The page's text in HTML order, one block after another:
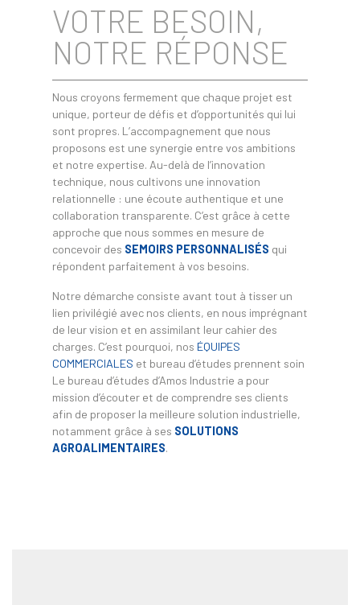
VOTRE BESOIN,
NOTRE RÉPONSE
Nous croyons fermement que chaque projet est
unique, porteur de défis et d’opportunités qui lui
sont propres. L’accompagnement que nous
proposons est une synergie entre vos ambitions
et notre expertise. Au-delà de l’innovation
technique, nous cultivons une innovation
relationnelle : une écoute authentique et une
collaboration transparente. C’est grâce à cette
approche que nous sommes en mesure de
concevoir des SEMOIRS PERSONNALISÉS qui
répondent parfaitement à vos besoins.
Notre démarche consiste avant tout à tisser un
lien privilégié avec nos clients, en nous imprégnant
de leur vision et en assimilant leur cahier des
charges. C’est pourquoi, nos ÉQUIPES
COMMERCIALES et bureau d’études prennent soin
Le bureau d’études d’Amos Industrie a pour
mission d’écouter et de comprendre ses clients
afin de proposer la meilleure solution industrielle,
notamment grâce à ses SOLUTIONS
AGROALIMENTAIRES.